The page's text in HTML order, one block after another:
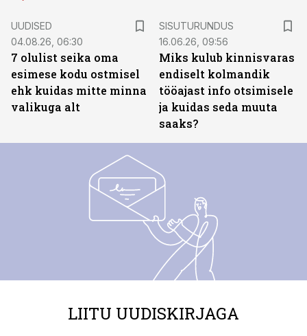
UUDISED
04.08.26, 06:30
7 olulist seika oma
esimese kodu ostmisel
ehk kuidas mitte minna
valikuga alt
SISUTURUNDUS
16.06.26, 09:56
Miks kulub kinnisvaras
endiselt kolmandik
tööajast info otsimisele
ja kuidas seda muuta
saaks?
LIITU UUDISKIRJAGA